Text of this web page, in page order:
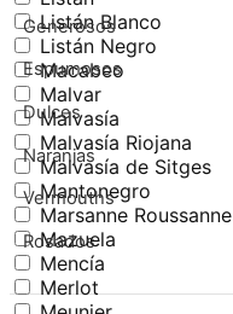
Listán Blanco
Listán Negro
Macabeo
Malvar
Malvasía
Malvasía Riojana
Malvasía de Sitges
Mantonegro
Marsanne Roussanne
Mazuela
Mencía
Merlot
Generosos
Espumosos
Dulces
Naranjas
Vermouths
Rosados